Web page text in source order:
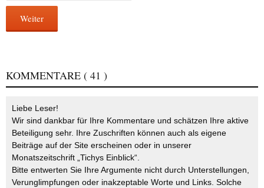
Weiter
KOMMENTARE ( 41 )
Liebe Leser!
Wir sind dankbar für Ihre Kommentare und schätzen Ihre aktive
Beteiligung sehr. Ihre Zuschriften können auch als eigene
Beiträge auf der Site erscheinen oder in unserer
Monatszeitschrift „Tichys Einblick“.
Bitte entwerten Sie Ihre Argumente nicht durch Unterstellungen,
Verunglimpfungen oder inakzeptable Worte und Links. Solche